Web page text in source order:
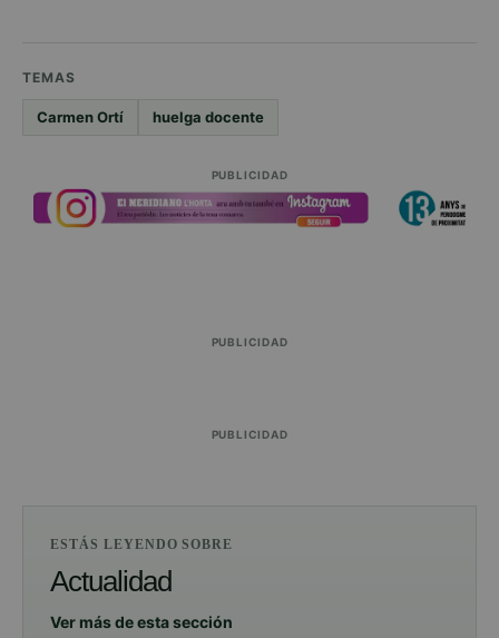
TEMAS
Carmen Ortí huelga docente
PUBLICIDAD
PUBLICIDAD
PUBLICIDAD
ESTÁS LEYENDO SOBRE
Actualidad
Ver más de esta sección